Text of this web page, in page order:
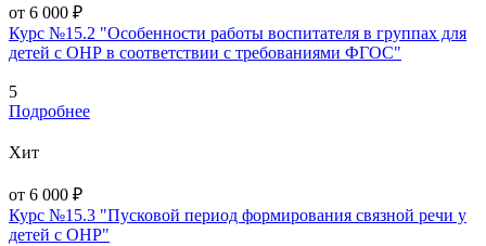
от 6 000 ₽
Курс №15.2 "Особенности работы воспитателя в группах для
детей с ОНР в соответствии с требованиями ФГОС"
5
Подробнее
Хит
от 6 000 ₽
Курс №15.3 "Пусковой период формирования связной речи у
детей с ОНР"